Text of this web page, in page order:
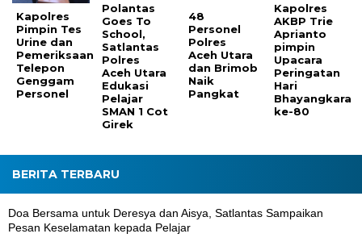
Kapolres
Pimpin Tes
Urine dan
Pemeriksaan
Telepon
Genggam
Personel
Polantas
Goes To
School,
Satlantas
Polres
Aceh Utara
Edukasi
Pelajar
SMAN 1 Cot
Girek
48
Personel
Polres
Aceh Utara
dan Brimob
Naik
Pangkat
Kapolres
AKBP Trie
Aprianto
pimpin
Upacara
Peringatan
Hari
Bhayangkara
ke-80
BERITA TERBARU
Doa Bersama untuk Deresya dan Aisya, Satlantas Sampaikan
Pesan Keselamatan kepada Pelajar